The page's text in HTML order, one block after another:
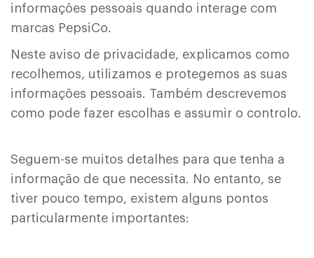
informações pessoais quando interage com
marcas PepsiCo.
Neste aviso de privacidade, explicamos como
recolhemos, utilizamos e protegemos as suas
informações pessoais. Também descrevemos
como pode fazer escolhas e assumir o controlo.
Seguem-se muitos detalhes para que tenha a
informação de que necessita. No entanto, se
tiver pouco tempo, existem alguns pontos
particularmente importantes: